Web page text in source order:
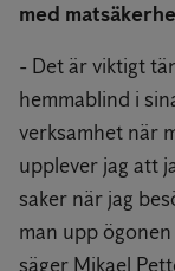
med
- Det är viktigt
hemmablind i
verksamhet när
upplever jag att
saker när jag
man upp
säger Mikael